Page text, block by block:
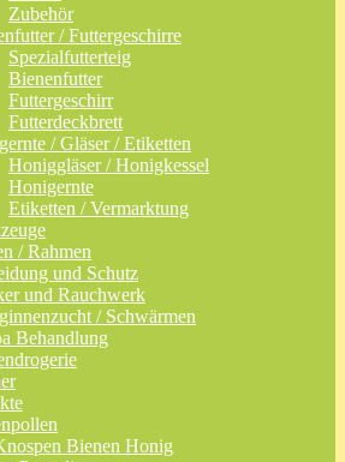
Zubehör
/ Futtergeschirre
Spezialfutterteig
Bienenfutter
Futtergeschirr
Futterdeckbrett
/ Gläser / Etiketten
Honiggläser / Honigkessel
Honigernte
Etiketten / Vermarktung
/ Rahmen
und Schutz
und Rauchwerk
/ Schwärmen
Behandlung
Bienen Honig